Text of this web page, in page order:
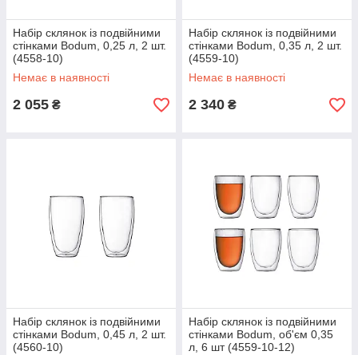
Набір склянок із подвійними
стінками Bodum, 0,25 л, 2 шт.
(4558-10)
Немає в наявності
2 055 ₴
Набір склянок із подвійними
стінками Bodum, 0,35 л, 2 шт.
(4559-10)
Немає в наявності
2 340 ₴
Набір склянок із подвійними
стінками Bodum, 0,45 л, 2 шт.
(4560-10)
Набір склянок із подвійними
стінками Bodum, об'єм 0,35
л, 6 шт (4559-10-12)